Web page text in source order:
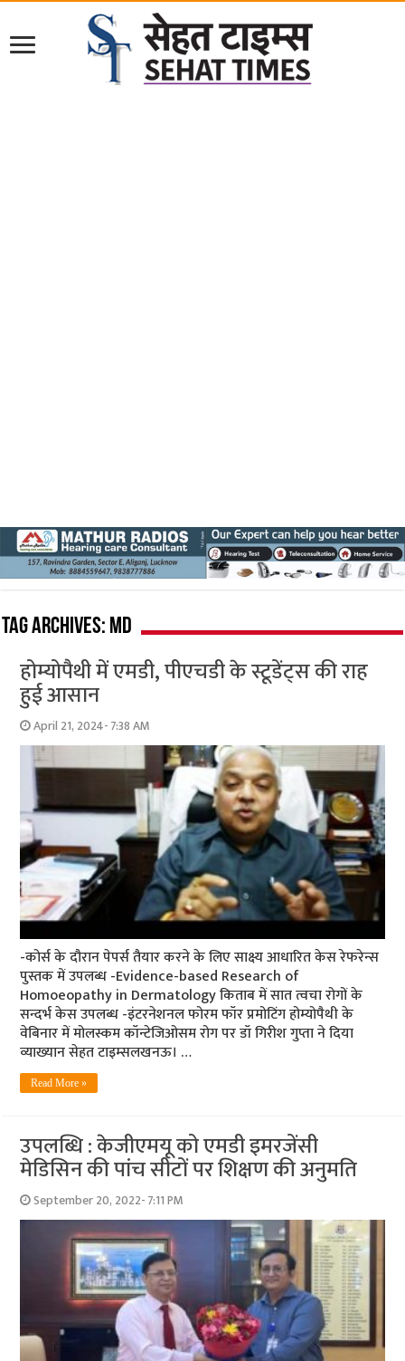
Tag Archives: MD
होम्योपैथी में एमडी, पीएचडी के स्टूडेंट्स की राह
हुई आसान
April 21, 2024- 7:38 AM
-कोर्स के दौरान पेपर्स तैयार करने के लिए साक्ष्य आधारित केस रेफरेन्स
पुस्तक में उपलब्ध -Evidence-based Research of
Homoeopathy in Dermatology किताब में सात त्वचा रोगों के
सन्दर्भ केस उपलब्ध -इंटरनेशनल फोरम फॉर प्रमोटिंग होम्योपैथी के
वेबिनार में मोलस्कम कॉन्टेजिओसम रोग पर डॉ गिरीश गुप्ता ने दिया
व्याख्यान सेहत टाइम्सलखनऊ। …
Read More »
उपलब्धि : केजीएमयू को एमडी इमरजेंसी
मेडिसिन की पांच सीटों पर शिक्षण की अनुमति
September 20, 2022- 7:11 PM